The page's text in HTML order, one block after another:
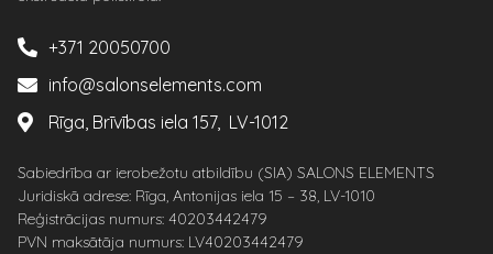
+371 20050700
info@salonselements.com
Rīga, Brīvības iela 157, LV-1012
Sabiedrība ar ierobežotu atbildību (SIA) SALONS ELEMENTS
Juridiskā adrese: Rīga, Antonijas iela 15 – 38, LV-1010
Reģistrācijas numurs: 40203442479
PVN maksātāja numurs: LV40203442479